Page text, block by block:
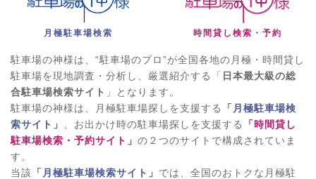
月極駐車場検索 時間貸し検索・予約
駐車場の神様は、“駐車場のプロ”が全国各地の月極・時間貸し
駐車場を現地調査・分析し、厳選紹介する「 日本最大級の総
合駐車場検索サイト 」となります。
駐車場の神様は、月極駐車場探しを支援する
「月極駐車場検
索サイト」
、お出かけ時の駐車場探しを支援する
「時間貸し
駐車場検索・予約サイト」 の２つのサイトで構成されていま
す。
当該 「月極駐車場検索サイト」 では、全国のおトクな月極駐